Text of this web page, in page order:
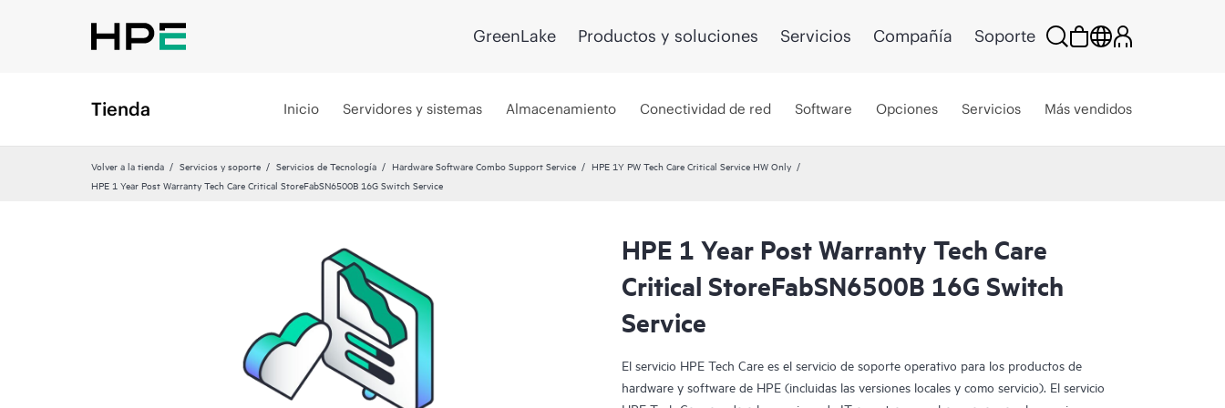
GreenLake Productos y soluciones Servicios Compañía Soporte
Tienda Inicio Servidores y sistemas Almacenamiento Conectividad de red Software Opciones Servicios Más vendidos
Volver a la tienda Servicios y soporte Servicios de Tecnología Hardware Software Combo Support Service
HPE 1Y PW Tech Care Critical Service HW Only
HPE 1 Year Post Warranty Tech Care Critical StoreFabSN6500B 16G Switch Service
HPE 1 Year Post Warranty Tech Care
Critical StoreFabSN6500B 16G Switch
Service
El servicio HPE Tech Care es el servicio de soporte operativo para los productos de
hardware y software de HPE (incluidas las versiones locales y como servicio). El servicio